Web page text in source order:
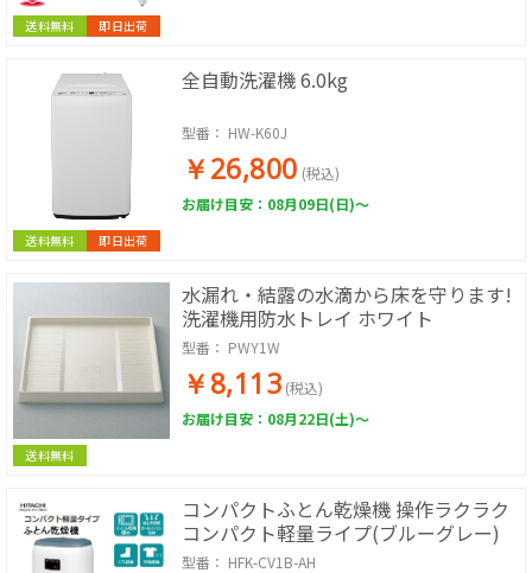
送料無料 即日出荷
送料無料 即日出荷
全自動洗濯機 6.0kg
型番： HW-K60J
￥26,800 (税込)
お届け目安：08月09日(日)～
送料無料
水漏れ・結露の水滴から床を守ります!
洗濯機用防水トレイ ホワイト
型番： PWY1W
￥8,113 (税込)
お届け目安：08月22日(土)～
コンパクトふとん乾燥機 操作ラクラク
コンパクト軽量ライプ(ブルーグレー)
型番： HFK-CV1B-AH